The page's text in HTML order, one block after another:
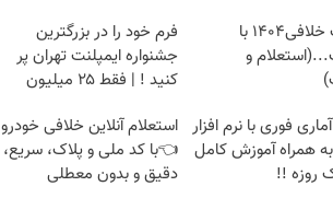
دریافت خلافی۱۴۰۴ با
و
فرم خود را در بزرگترین
جشنواره ایمپلنت تهران پر
کنید ! | فقط ۲۵ میلیون
فوری با نرم افزار
SPSS به همراه آموزش کامل
روزه !!
استعلام آنلاین خلافی خودرو
👈با کد ملی و پلاک، سریع،
دقیق و بدون معطلی